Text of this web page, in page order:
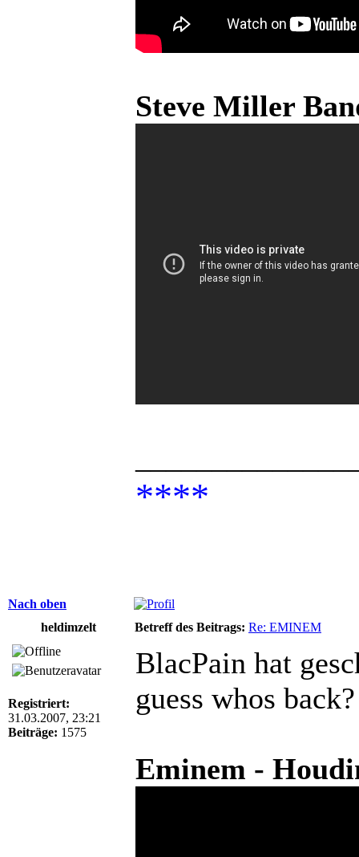
Steve Miller
****
Nach oben
heldimzelt
Betreff des Beitrags: Re: EMINEM
Registriert:
31.03.2007, 23:21
Beiträge: 1575
BlacPain hat
guess whos
Eminem -